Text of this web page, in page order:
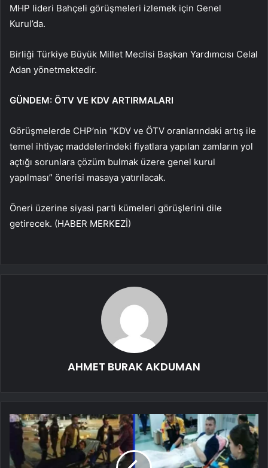
MHP lideri Bahçeli görüşmeleri izlemek için Genel
Kurul’da.
Birliği Türkiye Büyük Millet Meclisi Başkan Yardımcısı Celal
Adan yönetmektedir.
GÜNDEM: ÖTV VE KDV ARTIRMALARI
Görüşmelerde CHP’nin “KDV ve ÖTV oranlarındaki artış ile
temel ihtiyaç maddelerindeki fiyatlara yapılan zamların yol
açtığı sorunlara çözüm bulmak üzere genel kurul
yapılması” önerisi masaya yatırılacak.
Öneri üzerine siyasi parti kümeleri görüşlerini dile
getirecek. (HABER MERKEZİ)
AHMET BURAK AKDUMAN